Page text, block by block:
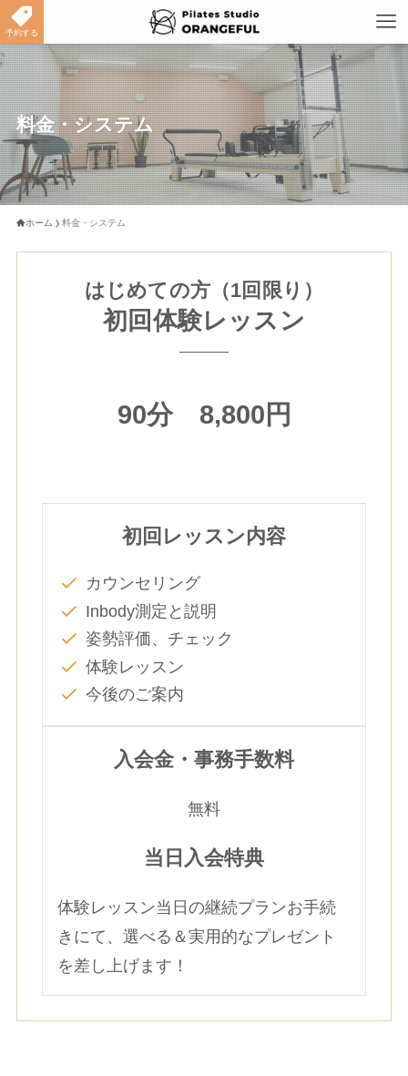
予約する
料金・システム
ホーム 料金・システム
はじめての方（1回限り）
初回体験レッスン
90分 8,800円
初回レッスン内容
カウンセリング
Inbody測定と説明
姿勢評価、チェック
体験レッスン
今後のご案内
入会金・事務手数料
無料
当日入会特典
体験レッスン当日の継続プランお手続
きにて、選べる＆実用的なプレゼント
を差し上げます！